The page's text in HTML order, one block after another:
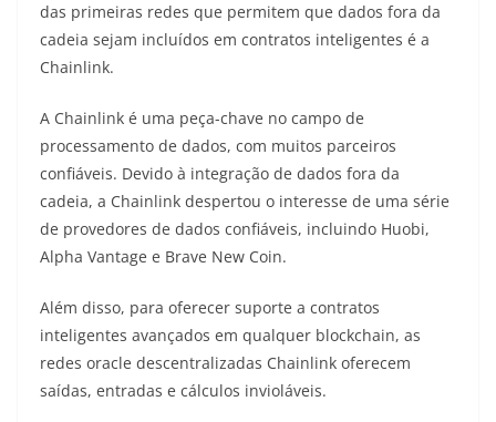
das primeiras redes que permitem que dados fora da
cadeia sejam incluídos em contratos inteligentes é a
Chainlink.
A Chainlink é uma peça-chave no campo de
processamento de dados, com muitos parceiros
confiáveis. Devido à integração de dados fora da
cadeia, a Chainlink despertou o interesse de uma série
de provedores de dados confiáveis, incluindo Huobi,
Alpha Vantage e Brave New Coin.
Além disso, para oferecer suporte a contratos
inteligentes avançados em qualquer blockchain, as
redes oracle descentralizadas Chainlink oferecem
saídas, entradas e cálculos invioláveis.